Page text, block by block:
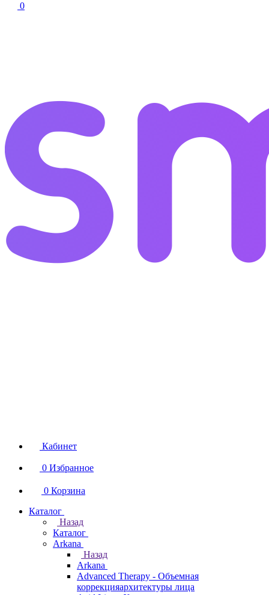
0
Кабинет
0 Избранное
0 Корзина
Каталог
Назад
Каталог
Arkana
Назад
Arkana
Advanced Therapy - Объемная
коррекцияархитектуры лица